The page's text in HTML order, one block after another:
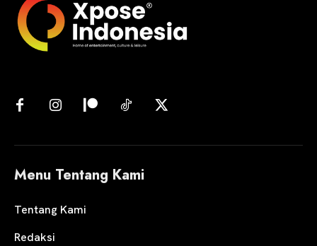
Menu Tentang Kami
Tentang Kami
Redaksi